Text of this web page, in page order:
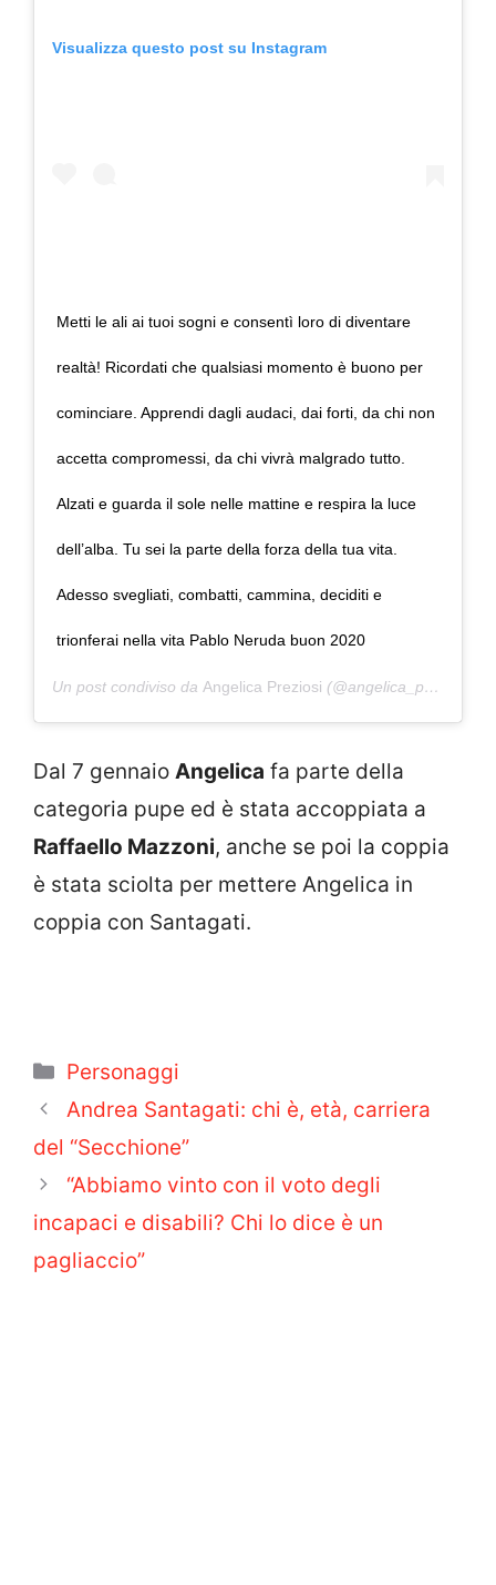
Visualizza questo post su Instagram
Metti le ali ai tuoi sogni e consentì loro di diventare
realtà! Ricordati che qualsiasi momento è buono per
cominciare. Apprendi dagli audaci, dai forti, da chi non
accetta compromessi, da chi vivrà malgrado tutto.
Alzati e guarda il sole nelle mattine e respira la luce
dell’alba. Tu sei la parte della forza della tua vita.
Adesso svegliati, combatti, cammina, deciditi e
trionferai nella vita Pablo Neruda buon 2020
Un post condiviso da Angelica Preziosi (@angelica_preziosi_) in data:
Dal 7 gennaio Angelica fa parte della
categoria pupe ed è stata accoppiata a
Raffaello Mazzoni, anche se poi la coppia
è stata sciolta per mettere Angelica in
coppia con Santagati.
Categorie
Personaggi
Andrea Santagati: chi è, età, carriera
del “Secchione”
“Abbiamo vinto con il voto degli
incapaci e disabili? Chi lo dice è un
pagliaccio”